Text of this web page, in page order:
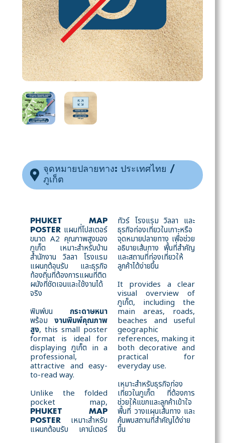
จุดหมายปลายทาง: ประเทศไทย /
ภูเก็ต
PHUKET MAP
POSTER แผนที่โปสเตอร์
ขนาด A2 คุณภาพสูงของ
ภูเก็ต เหมาะสำหรับบ้าน
สำนักงาน วิลลา โรงแรม
แผนกต้อนรับ และธุรกิจ
ท้องถิ่นที่ต้องการแผนที่ติด
ผนังที่ชัดเจนและใช้งานได้
จริง
พิมพ์บน กระดาษหนา
พร้อม งานพิมพ์คุณภาพ
สูง, this small poster
format is ideal for
displaying ภูเก็ต in a
professional,
attractive and easy-
to-read way.
Unlike the folded
pocket map,
PHUKET MAP
POSTER
เหมาะสำหรับ
แผนกต้อนรับ เคาน์เตอร์
ทัวร์ โรงแรม วิลลา และ
ธุรกิจท่องเที่ยวในเกาะหรือ
จุดหมายปลายทาง เพื่อช่วย
อธิบายเส้นทาง พื้นที่สำคัญ
และสถานที่ท่องเที่ยวให้
ลูกค้าได้ง่ายขึ้น
It provides a clear
visual overview of
ภูเก็ต, including the
main areas, roads,
beaches and useful
geographic
references, making it
both decorative and
practical for
everyday use.
เหมาะสำหรับธุรกิจท่อง
เที่ยวในภูเก็ต ที่ต้องการ
ช่วยให้แขกและลูกค้าเข้าใจ
พื้นที่ วางแผนเส้นทาง และ
ค้นพบสถานที่สำคัญได้ง่าย
ขึ้น